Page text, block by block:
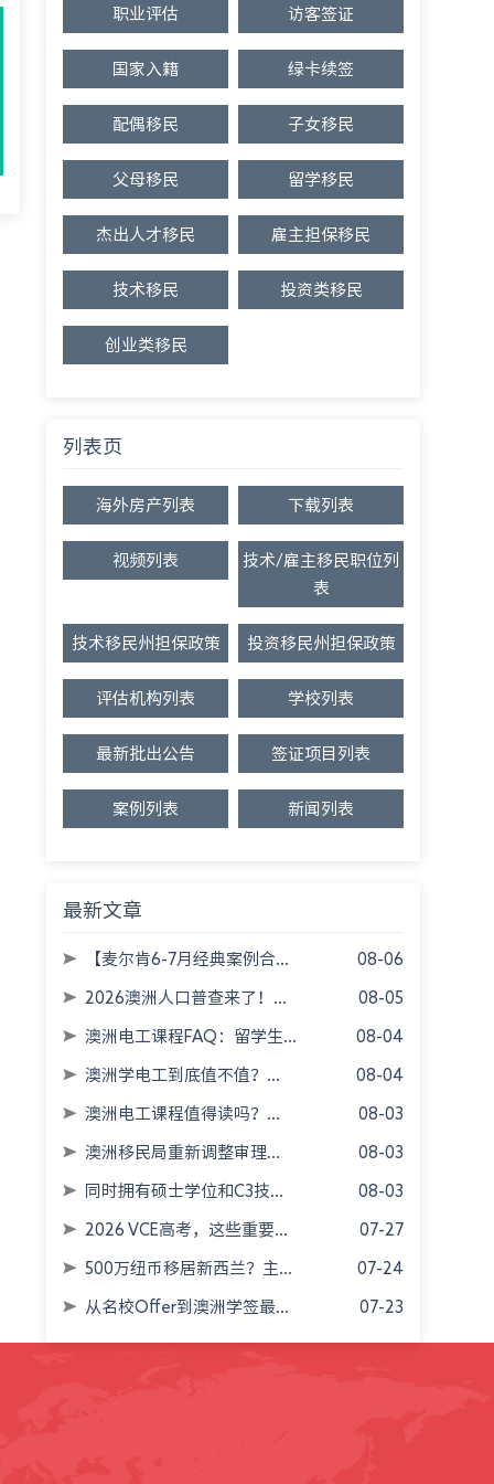
职业评估 访客签证
国家入籍 绿卡续签
配偶移民 子女移民
父母移民 留学移民
杰出人才移民 雇主担保移民
技术移民 投资类移民
创业类移民
列表页
海外房产列表 下载列表
视频列表
技术/雇主移民职位列
表
技术移民州担保政策 投资移民州担保政策
评估机构列表 学校列表
最新批出公告 签证项目列表
案例列表 新闻列表
最新文章
【麦尔肯6-7月经典案例合... 08-06
2026澳洲人口普查来了！... 08-05
澳洲电工课程FAQ：留学生... 08-04
澳洲学电工到底值不值？... 08-04
澳洲电工课程值得读吗？... 08-03
澳洲移民局重新调整审理... 08-03
同时拥有硕士学位和C3技... 08-03
2026 VCE高考，这些重要... 07-27
500万纽币移居新西兰？主... 07-24
从名校Offer到澳洲学签最... 07-23